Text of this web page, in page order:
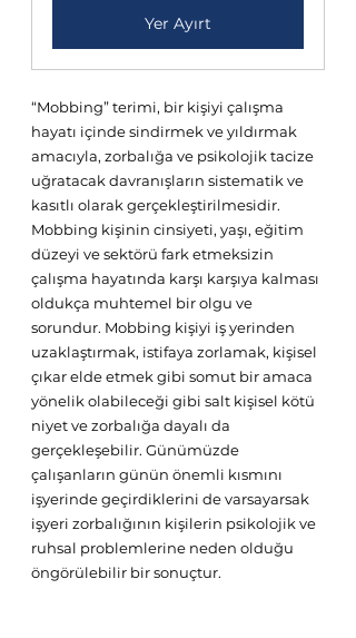
Yer Ayırt
“Mobbing” terimi, bir kişiyi çalışma
hayatı içinde sindirmek ve yıldırmak
amacıyla, zorbalığa ve psikolojik tacize
uğratacak davranışların sistematik ve
kasıtlı olarak gerçekleştirilmesidir.
Mobbing kişinin cinsiyeti, yaşı, eğitim
düzeyi ve sektörü fark etmeksizin
çalışma hayatında karşı karşıya kalması
oldukça muhtemel bir olgu ve
sorundur. Mobbing kişiyi iş yerinden
uzaklaştırmak, istifaya zorlamak, kişisel
çıkar elde etmek gibi somut bir amaca
yönelik olabileceği gibi salt kişisel kötü
niyet ve zorbalığa dayalı da
gerçekleşebilir. Günümüzde
çalışanların günün önemli kısmını
işyerinde geçirdiklerini de varsayarsak
işyeri zorbalığının kişilerin psikolojik ve
ruhsal problemlerine neden olduğu
öngörülebilir bir sonuçtur.